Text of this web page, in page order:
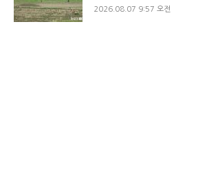
2026.08.07 9:57 오전